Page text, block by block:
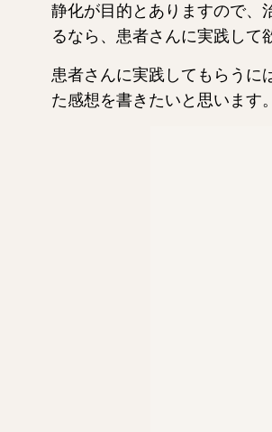
静化が目的とありますので、
るなら、患者さんに実践して
患者さんに実践してもらうに
た感想を書きたいと思います